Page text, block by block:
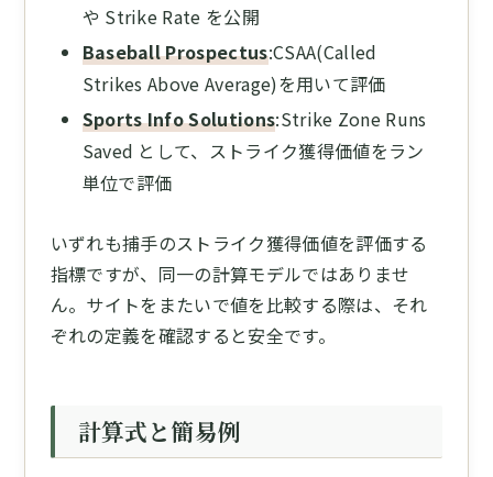
や Strike Rate を公開
Baseball Prospectus:CSAA(Called
Strikes Above Average)を用いて評価
Sports Info Solutions:Strike Zone Runs
Saved として、ストライク獲得価値をラン
単位で評価
いずれも捕手のストライク獲得価値を評価する
指標ですが、同一の計算モデルではありませ
ん。サイトをまたいで値を比較する際は、それ
ぞれの定義を確認すると安全です。
計算式と簡易例